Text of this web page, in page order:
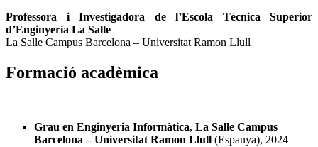
Professora i Investigadora de l’Escola Tècnica Superior
d’Enginyeria La Salle
La Salle Campus Barcelona – Universitat Ramon Llull
Formació acadèmica
Grau en Enginyeria Informàtica, La Salle Campus
Barcelona – Universitat Ramon Llull (Espanya), 2024